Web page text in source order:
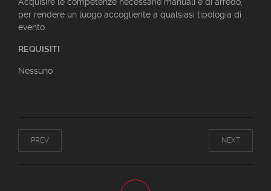
per rendere un luogo accogliente a qualsiasi tipologia di
evento.
REQUISITI
Nessuno
PREV NEXT